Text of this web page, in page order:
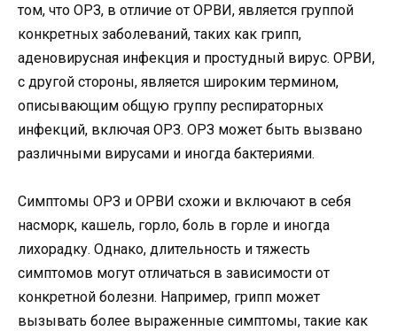
том, что ОРЗ, в отличие от ОРВИ, является группой
конкретных заболеваний, таких как грипп,
аденовирусная инфекция и простудный вирус. ОРВИ,
с другой стороны, является широким термином,
описывающим общую группу респираторных
инфекций, включая ОРЗ. ОРЗ может быть вызвано
различными вирусами и иногда бактериями.
Симптомы ОРЗ и ОРВИ схожи и включают в себя
насморк, кашель, горло, боль в горле и иногда
лихорадку. Однако, длительность и тяжесть
симптомов могут отличаться в зависимости от
конкретной болезни. Например, грипп может
вызывать более выраженные симптомы, такие как